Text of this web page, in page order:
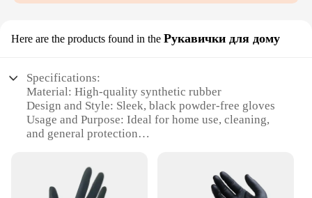
Here are the products found in the Рукавички для дому
Specifications:
Material: High-quality synthetic rubber
Design and Style: Sleek, black powder-free gloves
Usage and Purpose: Ideal for home use, cleaning,
and general protection
Shape or Size or Weight or Quantity: Available in
sets, with a range of sizes to fit most hands